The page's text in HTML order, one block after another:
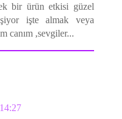
bir ürün etkisi güzel
işte almak veya
canım ,sevgiler...